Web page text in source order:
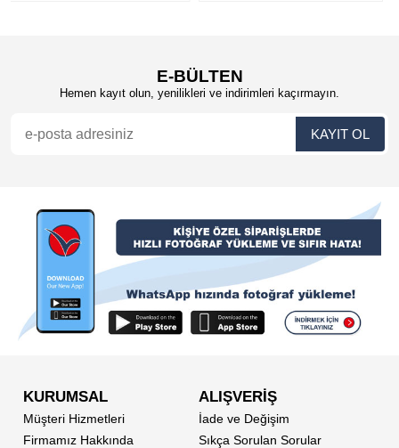
E-BÜLTEN
Hemen kayıt olun, yenilikleri ve indirimleri kaçırmayın.
KURUMSAL
Müşteri Hizmetleri
Firmamız Hakkında
ALIŞVERİŞ
İade ve Değişim
Sıkça Sorulan Sorular